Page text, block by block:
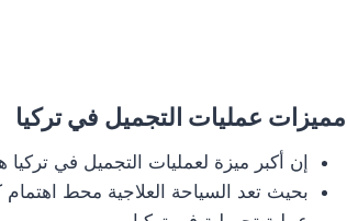
مميزات عمليات التجميل في تركيا
إن أكبر ميزة لعمليات التجميل في
بحيث تعد السياحة العلاجية محط اهتمام